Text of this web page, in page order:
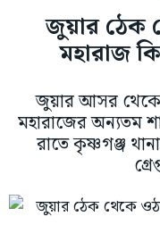
জুয়ার ঠেক
মহারাজ
জুয়ার আসর থেকে
মহারাজের অন্যতম
রাতে কৃষ্ণগঞ্জ